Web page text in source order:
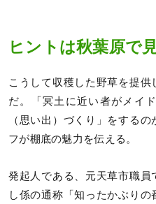
ヒントは秋葉原で
こうして収穫した野草を提供
だ。「冥土に近い者がメイ
（思い出）づくり」をする
フが棚底の魅力を伝える。
発起人である、元天草市職員
し係の通称「知ったかぶり